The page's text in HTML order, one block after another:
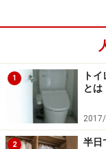
アイランドキッ
が気になるとい
能力の高い換気
ットなどの壁材
ロを選ぶなどして
1
ト
とは
2 半日